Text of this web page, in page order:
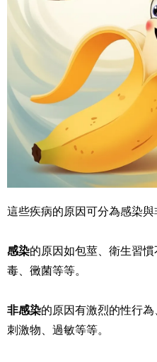
這些疾病的原因可分為感染與
感染的原因如包莖、衛生習
毒、黴菌等等。
非感染的原因有激烈的性行
刺激物、過敏等等。